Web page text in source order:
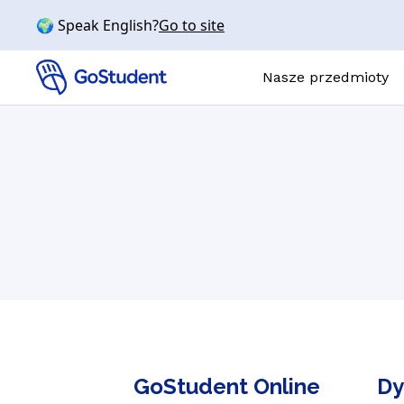
🌍 Speak English?Go to site
Nasze przedmioty
GoStudent Online